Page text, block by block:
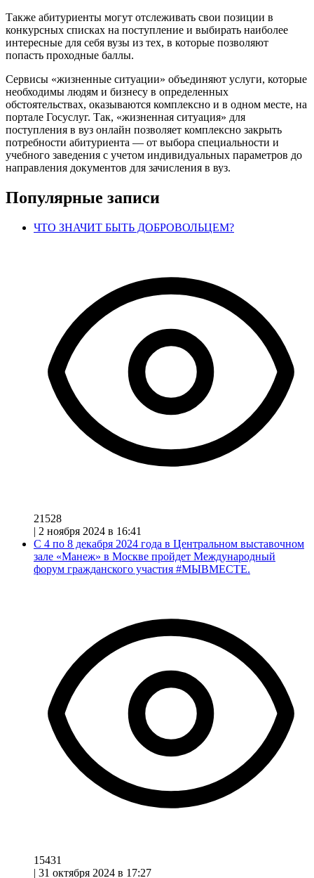
Также абитуриенты могут отслеживать свои позиции в
конкурсных списках на поступление и выбирать наиболее
интересные для себя вузы из тех, в которые позволяют
попасть проходные баллы.
Сервисы «жизненные ситуации» объединяют услуги, которые
необходимы людям и бизнесу в определенных
обстоятельствах, оказываются комплексно и в одном месте, на
портале Госуслуг. Так, «жизненная ситуация» для
поступления в вуз онлайн позволяет комплексно закрыть
потребности абитуриента — от выбора специальности и
учебного заведения с учетом индивидуальных параметров до
направления документов для зачисления в вуз.
Популярные записи
ЧТО ЗНАЧИТ БЫТЬ ДОБРОВОЛЬЦЕМ?
21528
| 2 ноября 2024 в 16:41
С 4 по 8 декабря 2024 года в Центральном выставочном
зале «Манеж» в Москве пройдет Международный
форум гражданского участия #МЫВМЕСТЕ.
15431
| 31 октября 2024 в 17:27